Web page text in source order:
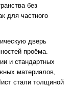
без
для частного
дверь
проёма.
и стандартных
материалов,
стали толщиной